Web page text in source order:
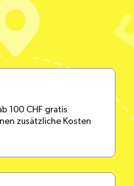
100 CHF gratis
zusätzliche Kosten